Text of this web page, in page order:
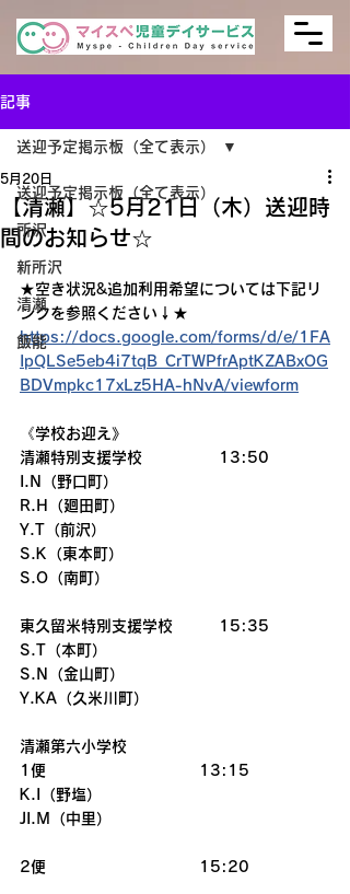
記事
送迎予定掲示板（全て表示）
所沢
新所沢
清瀬
飯能
送迎予定掲示板（全て表示）
【清瀬】☆5月21日（木）送迎時
間のお知らせ☆
5月20日
★空き状況&追加利用希望については下記リ
ンクを参照ください↓★
https://docs.google.com/forms/d/e/1FA
IpQLSe5eb4i7tqB_CrTWPfrAptKZABxOG
BDVmpkc17xLz5HA-hNvA/viewform
《学校お迎え》
清瀬特別支援学校　　　　　13:50
I.N（野口町）
R.H（廻田町）
Y.T（前沢）
S.K（東本町）
S.O（南町）
東久留米特別支援学校　　　15:35
S.T（本町）
S.N（金山町）
Y.KA（久米川町）
清瀬第六小学校
1便　　　　　　　　　　13:15
K.I（野塩）
JI.M（中里）
2便　　　　　　　　　　15:20